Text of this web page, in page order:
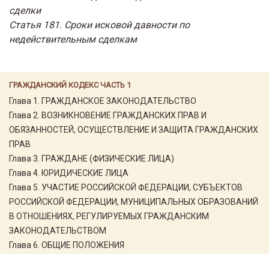
ГРАЖДАНСКИЙ КОДЕКС ЧАСТЬ 1
Глава 1. ГРАЖДАНСКОЕ ЗАКОНОДАТЕЛЬСТВО
Глава 2. ВОЗНИКНОВЕНИЕ ГРАЖДАНСКИХ ПРАВ И
ОБЯЗАННОСТЕЙ, ОСУЩЕСТВЛЕНИЕ И ЗАЩИТА ГРАЖДАНСКИХ
ПРАВ
Глава 3. ГРАЖДАНЕ (ФИЗИЧЕСКИЕ ЛИЦА)
Глава 4. ЮРИДИЧЕСКИЕ ЛИЦА
Глава 5. УЧАСТИЕ РОССИЙСКОЙ ФЕДЕРАЦИИ, СУБЪЕКТОВ
РОССИЙСКОЙ ФЕДЕРАЦИИ, МУНИЦИПАЛЬНЫХ ОБРАЗОВАНИЙ
В ОТНОШЕНИЯХ, РЕГУЛИРУЕМЫХ ГРАЖДАНСКИМ
ЗАКОНОДАТЕЛЬСТВОМ
Глава 6. ОБЩИЕ ПОЛОЖЕНИЯ
сделки
Статья 181. Сроки исковой давности по
недействительным сделкам